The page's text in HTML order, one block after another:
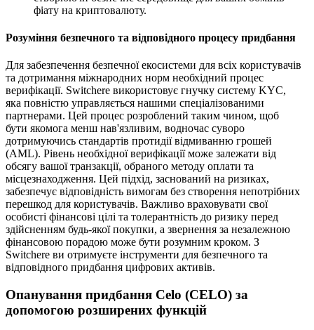
фіату на криптовалюту.
Розуміння безпечного та відповідного процесу придбання
Для забезпечення безпечної екосистеми для всіх користувачів
та дотримання міжнародних норм необхідний процес
верифікації. Switchere використовує гнучку систему KYC,
яка повністю управляється нашими спеціалізованими
партнерами. Цей процес розроблений таким чином, щоб
бути якомога менш нав'язливим, водночас суворо
дотримуючись стандартів протидії відмиванню грошей
(AML). Рівень необхідної верифікації може залежати від
обсягу вашої транзакції, обраного методу оплати та
місцезнаходження. Цей підхід, заснований на ризиках,
забезпечує відповідність вимогам без створення непотрібних
перешкод для користувачів. Важливо враховувати свої
особисті фінансові цілі та толерантність до ризику перед
здійсненням будь-якої покупки, а звернення за незалежною
фінансовою порадою може бути розумним кроком. З
Switchere ви отримуєте інструменти для безпечного та
відповідного придбання цифрових активів.
Опанування придбання Celo (CELO) за
допомогою розширених функцій